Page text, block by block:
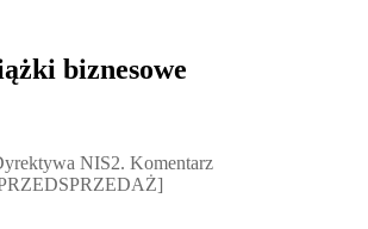
biznesowe
NIS2. Komentarz [PRZEDSPRZEDAŻ],
NIS2. Komentarz